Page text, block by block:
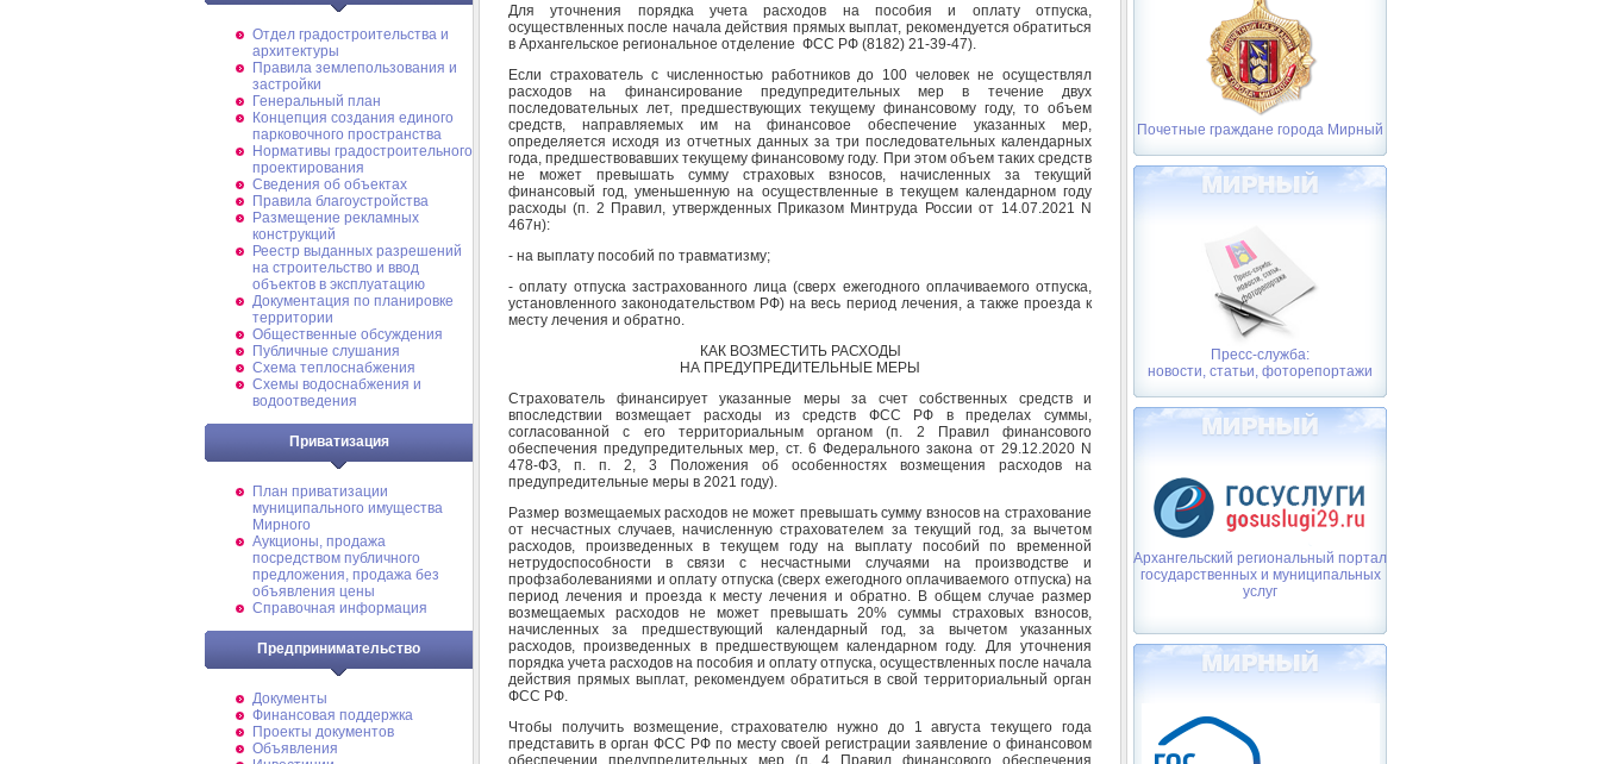
Отдел градостроительства и
архитектуры
Правила землепользования и
застройки
Генеральный план
Концепция создания единого
парковочного пространства
Нормативы градостроительного
проектирования
Сведения об объектах
Правила благоустройства
Размещение рекламных
конструкций
Реестр выданных разрешений
на строительство и ввод
объектов в эксплуатацию
Документация по планировке
территории
Общественные обсуждения
Публичные слушания
Схема теплоснабжения
Схемы водоснабжения и
водоотведения
Приватизация
План приватизации
муниципального имущества
Мирного
Аукционы, продажа
посредством публичного
предложения, продажа без
объявления цены
Справочная информация
Предпринимательство
Документы
Финансовая поддержка
Проекты документов
Объявления
Для уточнения порядка учета расходов на пособия и оплату отпуска,
осуществленных после начала действия прямых выплат, рекомендуется обратиться
в Архангельское региональное отделение ФСС РФ (8182) 21-39-47).
Если страхователь с численностью работников до 100 человек не осуществлял
расходов на финансирование предупредительных мер в течение двух
последовательных лет, предшествующих текущему финансовому году, то объем
средств, направляемых им на финансовое обеспечение указанных мер,
определяется исходя из отчетных данных за три последовательных календарных
года, предшествовавших текущему финансовому году. При этом объем таких средств
не может превышать сумму страховых взносов, начисленных за текущий
финансовый год, уменьшенную на осуществленные в текущем календарном году
расходы (п. 2 Правил, утвержденных Приказом Минтруда России от 14.07.2021 N
467н):
- на выплату пособий по травматизму;
- оплату отпуска застрахованного лица (сверх ежегодного оплачиваемого отпуска,
установленного законодательством РФ) на весь период лечения, а также проезда к
месту лечения и обратно.
КАК ВОЗМЕСТИТЬ РАСХОДЫ
НА ПРЕДУПРЕДИТЕЛЬНЫЕ МЕРЫ
Страхователь финансирует указанные меры за счет собственных средств и
впоследствии возмещает расходы из средств ФСС РФ в пределах суммы,
согласованной с его территориальным органом (п. 2 Правил финансового
обеспечения предупредительных мер, ст. 6 Федерального закона от 29.12.2020 N
478-ФЗ, п. п. 2, 3 Положения об особенностях возмещения расходов на
предупредительные меры в 2021 году).
Размер возмещаемых расходов не может превышать сумму взносов на страхование
от несчастных случаев, начисленную страхователем за текущий год, за вычетом
расходов, произведенных в текущем году на выплату пособий по временной
нетрудоспособности в связи с несчастными случаями на производстве и
профзаболеваниями и оплату отпуска (сверх ежегодного оплачиваемого отпуска) на
период лечения и проезда к месту лечения и обратно. В общем случае размер
возмещаемых расходов не может превышать 20% суммы страховых взносов,
начисленных за предшествующий календарный год, за вычетом указанных
расходов, произведенных в предшествующем календарном году. Для уточнения
порядка учета расходов на пособия и оплату отпуска, осуществленных после начала
действия прямых выплат, рекомендуем обратиться в свой территориальный орган
ФСС РФ.
Чтобы получить возмещение, страхователю нужно до 1 августа текущего года
представить в орган ФСС РФ по месту своей регистрации заявление о финансовом
обеспечении предупредительных мер (п. 4 Правил финансового обеспечения
Почетные граждане города Мирный
Пресс-служба:
новости, статьи, фоторепортажи
Архангельский региональный портал
государственных и муниципальных
услуг